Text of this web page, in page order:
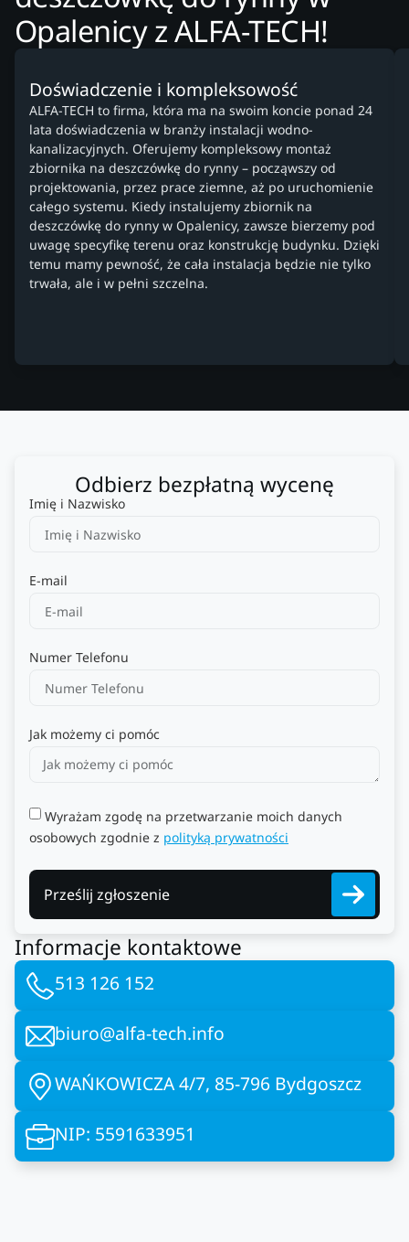
Opalenicy z ALFA-TECH!
Doświadczenie i kompleksowość
ALFA-TECH to firma, która ma na swoim koncie ponad 24
lata doświadczenia w branży instalacji wodno-
kanalizacyjnych. Oferujemy kompleksowy montaż
zbiornika na deszczówkę do rynny – począwszy od
projektowania, przez prace ziemne, aż po uruchomienie
całego systemu. Kiedy instalujemy zbiornik na
deszczówkę do rynny w Opalenicy, zawsze bierzemy pod
uwagę specyfikę terenu oraz konstrukcję budynku. Dzięki
temu mamy pewność, że cała instalacja będzie nie tylko
trwała, ale i w pełni szczelna.
Odbierz bezpłatną wycenę
Imię i Nazwisko
E-mail
Numer Telefonu
Jak możemy ci pomóc
Wyrażam zgodę na przetwarzanie moich danych
osobowych zgodnie z polityką prywatności
Prześlij zgłoszenie
Informacje kontaktowe
513 126 152
biuro@alfa-tech.info
WAŃKOWICZA 4/7, 85-796 Bydgoszcz
NIP: 5591633951